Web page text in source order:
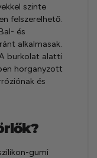
szinte
felszerelhető.
Bal- és
alkalmasak.
burkolat alatti
horganyzott
és
gumi